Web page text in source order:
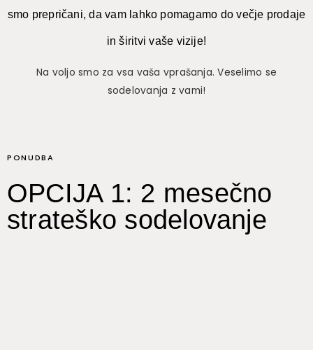
smo prepričani, da vam lahko pomagamo do večje prodaje
in širitvi vaše vizije!
Na voljo smo za vsa vaša vprašanja. Veselimo se
sodelovanja z vami!
PONUDBA
OPCIJA 1: 2 mesečno
strateško sodelovanje